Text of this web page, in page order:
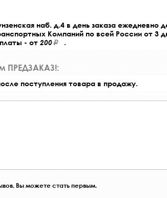
наб. д.4 в день заказа ежедневно
Компаний по всей России от 3
- от 200 .
ПРЕДЗАКАЗ!:
поступления товара в продажу.
Вы можете стать первым.